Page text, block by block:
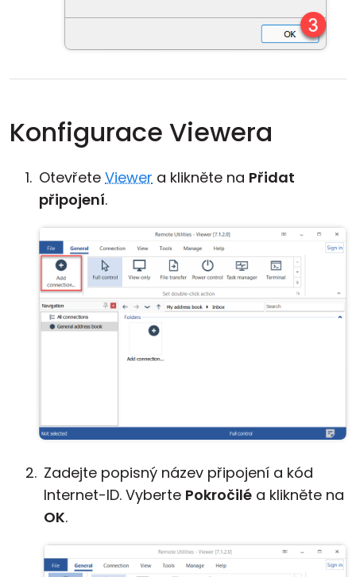
Konfigurace Viewera
Otevřete Viewer a klikněte na Přidat
připojení.
Zadejte popisný název připojení a kód
Internet-ID. Vyberte Pokročilé a klikněte na
OK.